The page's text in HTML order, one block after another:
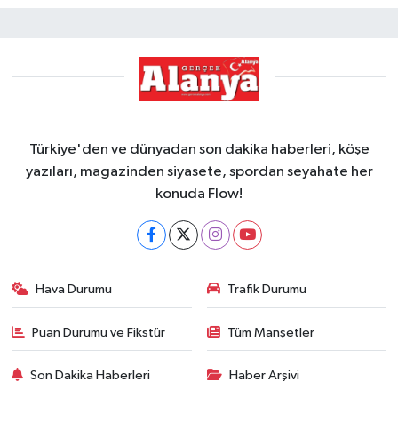
Türkiye'den ve dünyadan son dakika haberleri, köşe
yazıları, magazinden siyasete, spordan seyahate her
konuda Flow!
Hava Durumu Trafik Durumu
Puan Durumu ve Fikstür Tüm Manşetler
Son Dakika Haberleri Haber Arşivi